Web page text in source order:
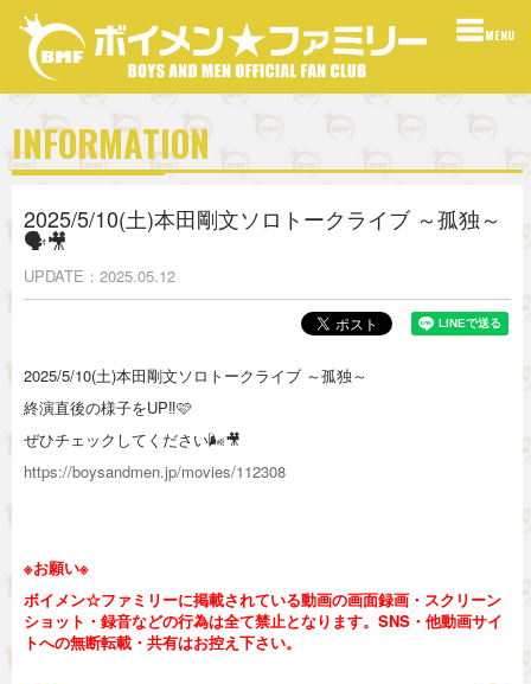
MENU
INFORMATION
2025/5/10(土)本田剛文ソロトークライブ ～孤独～
🗣🎥
UPDATE 2025.05.12
2025/5/10(土)本田剛文ソロトークライブ ～孤独～
終演直後の様子をUP‼️🩷
ぜひチェックしてください🌬🎥
https://boysandmen.jp/movies/112308
※お願い※
ボイメン☆ファミリーに掲載されている動画の画面録画・スクリーン
ショット・録音などの行為は全て禁止となります。SNS・他動画サイ
トへの無断転載・共有はお控え下さい。